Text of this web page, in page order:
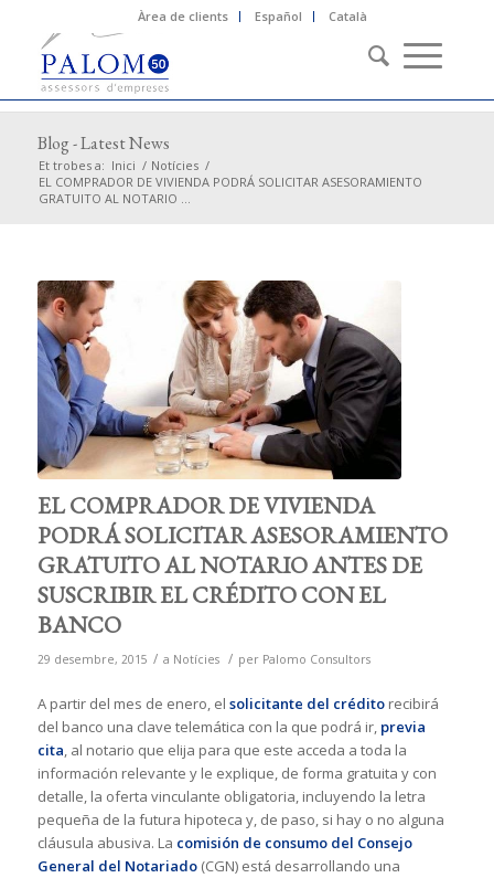
Àrea de clients Español Català
Blog - Latest News
Et trobes a: Inici / Notícies /
EL COMPRADOR DE VIVIENDA PODRÁ SOLICITAR ASESORAMIENTO
GRATUITO AL NOTARIO ...
EL COMPRADOR DE VIVIENDA
PODRÁ SOLICITAR ASESORAMIENTO
GRATUITO AL NOTARIO ANTES DE
SUSCRIBIR EL CRÉDITO CON EL
BANCO
29 desembre, 2015 / a Notícies / per Palomo Consultors
A partir del mes de enero, el solicitante del créditorecibirá
del banco una clave telemática con la que podrá ir, previa
cita, al notario que elija para que este acceda a toda la
información relevante y le explique, de forma gratuita y con
detalle, la oferta vinculante obligatoria, incluyendo la letra
pequeña de la futura hipoteca y, de paso, si hay o no alguna
cláusula abusiva. La comisión de consumo del Consejo
General del Notariado(CGN) está desarrollando una